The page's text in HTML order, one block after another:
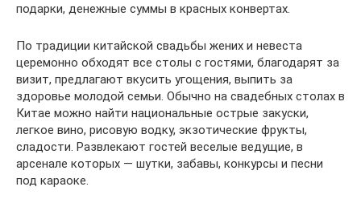
подарки, денежные суммы в красных конвертах.
По традиции китайской свадьбы жених и невеста
церемонно обходят все столы с гостями, благодарят за
визит, предлагают вкусить угощения, выпить за
здоровье молодой семьи. Обычно на свадебных столах в
Китае можно найти национальные острые закуски,
легкое вино, рисовую водку, экзотические фрукты,
сладости. Развлекают гостей веселые ведущие, в
арсенале которых — шутки, забавы, конкурсы и песни
под караоке.